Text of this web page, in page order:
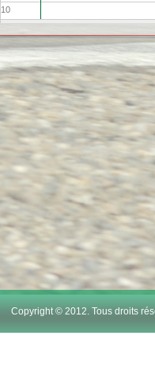
10
11
12
13
15
17
Copyright © 2012. Tous droits